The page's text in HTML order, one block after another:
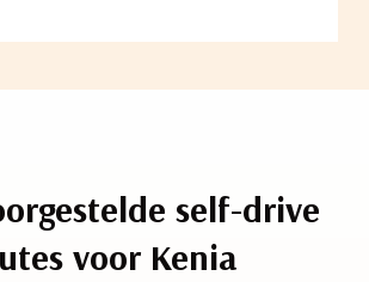
self-drive
voor Kenia